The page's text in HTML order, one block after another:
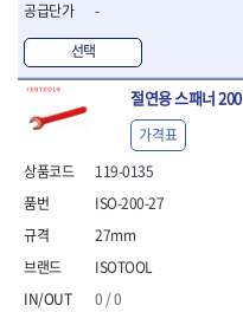
- 커터칼
- 전지가위
- 정글칼
- 목공톱
- 고지톱
- 다목적가위
- 휠메저
- 마킹
-
선택
절연용 스패너 200
119-0135
ISOTOOL
0 / 0
ISO-200-27
27mm
가격표